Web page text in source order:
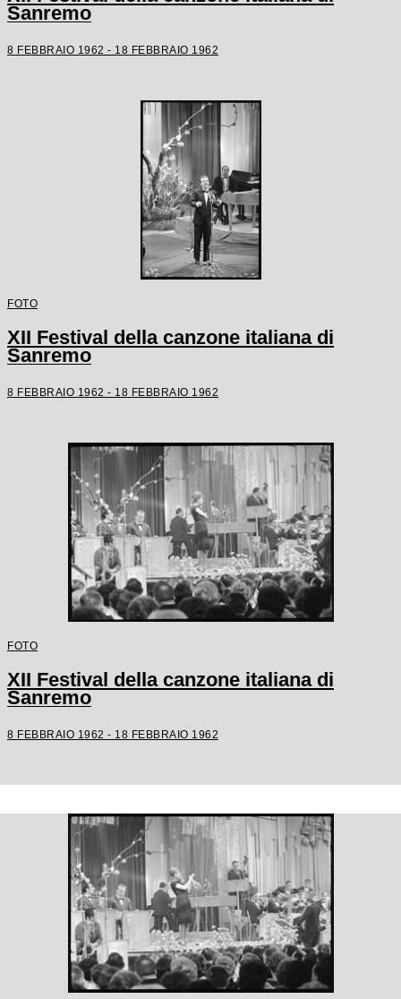
Sanremo
8 FEBBRAIO 1962 - 18 FEBBRAIO 1962
FOTO
XII Festival della canzone italiana di
Sanremo
8 FEBBRAIO 1962 - 18 FEBBRAIO 1962
FOTO
XII Festival della canzone italiana di
Sanremo
8 FEBBRAIO 1962 - 18 FEBBRAIO 1962